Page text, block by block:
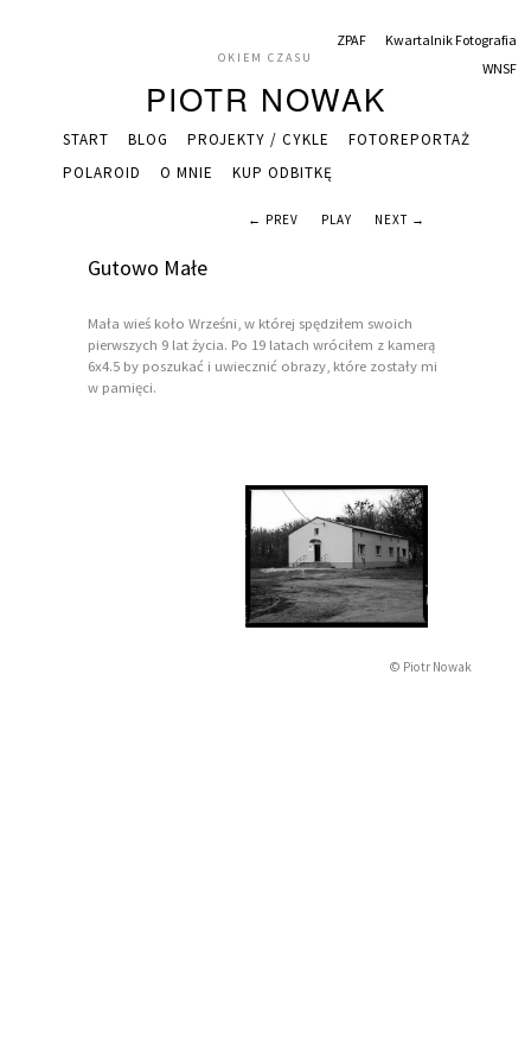
START BLOG PROJEKTY / CYKLE
FOTOREPORTAŻ
POLAROID
O MNIE KUP ODBITKĘ
ZPAF
Kwartalnik Fotografia
WNSF
OKIEM CZASU
PIOTR NOWAK
Gutowo Małe
Mała wieś koło Wrześni, w której spędziłem swoich
pierwszych 9 lat życia. Po 19 latach wróciłem z kamerą
6x4.5 by poszukać i uwiecznić obrazy, które zostały mi
w pamięci.
← PREV PLAY NEXT →
© Piotr Nowak